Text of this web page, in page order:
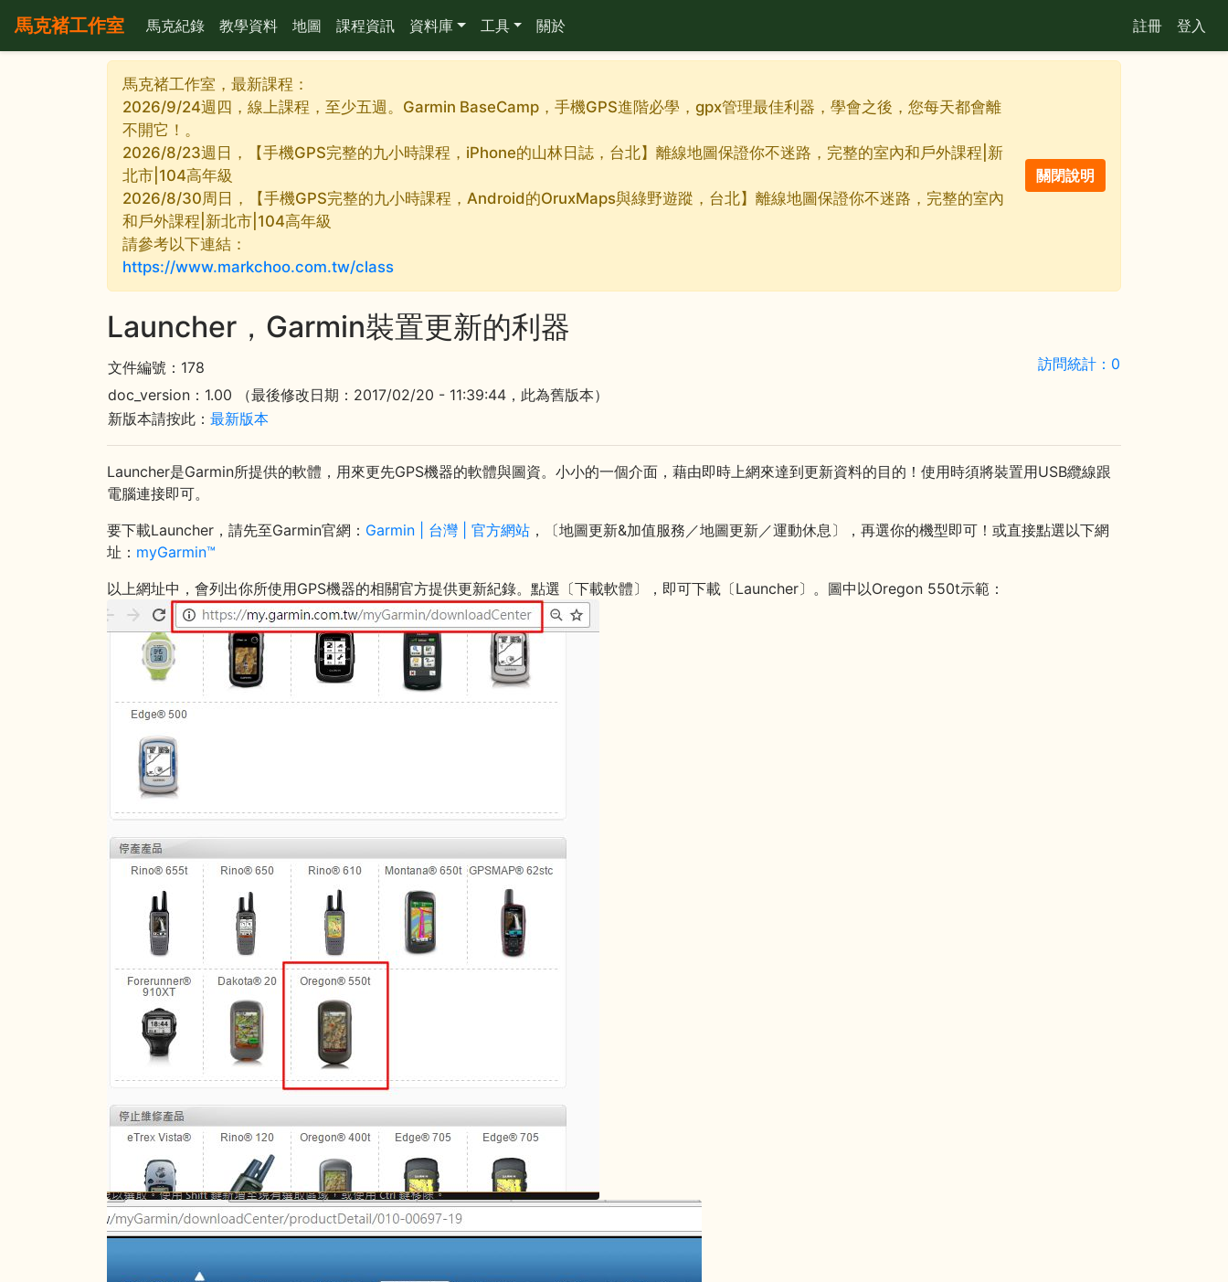
馬克褚工作室 馬克紀錄 教學資料 地圖 課程資訊 資料庫 工具 關於 註冊 登入
馬克褚工作室，最新課程：
2026/9/24週四，線上課程，至少五週。Garmin BaseCamp，手機GPS進階必學，gpx管理最佳利器，學會之後，您每天都會離
不開它！。
2026/8/23週日，【手機GPS完整的九小時課程，iPhone的山林日誌，台北】離線地圖保證你不迷路，完整的室內和戶外課程|新
北市|104高年級
2026/8/30周日，【手機GPS完整的九小時課程，Android的OruxMaps與綠野遊蹤，台北】離線地圖保證你不迷路，完整的室內
和戶外課程|新北市|104高年級
請參考以下連結：
https://www.markchoo.com.tw/class
Launcher，Garmin裝置更新的利器
文件編號：178
訪問統計：0
doc_version：1.00 （最後修改日期：2017/02/20 - 11:39:44，此為舊版本）
新版本請按此： 最新版本
Launcher是Garmin所提供的軟體，用來更先GPS機器的軟體與圖資。小小的一個介面，藉由即時上網來達到更新資料的目的！使用時須將裝置用USB纜線跟
電腦連接即可。
要下載Launcher，請先至Garmin官網： Garmin | 台灣 | 官方網站 ，〔地圖更新&加值服務／地圖更新／運動休息〕，再選你的機型即可！或直接點選以下網
址： myGarmin™
以上網址中，會列出你所使用GPS機器的相關官方提供更新紀錄。點選〔下載軟體〕，即可下載〔Launcher〕。圖中以Oregon 550t示範：